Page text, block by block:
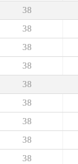
38
38
38
38
38
38
38
38
38